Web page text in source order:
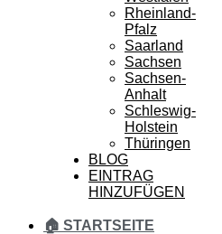
Rheinland-
Pfalz
Saarland
Sachsen
Sachsen-
Anhalt
Schleswig-
Holstein
Thüringen
BLOG
EINTRAG
HINZUFÜGEN
🏠 STARTSEITE